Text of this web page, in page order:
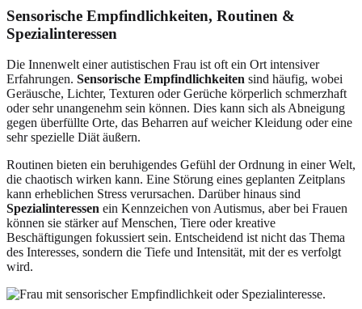
Sensorische Empfindlichkeiten, Routinen &
Spezialinteressen
Die Innenwelt einer autistischen Frau ist oft ein Ort intensiver
Erfahrungen. Sensorische Empfindlichkeiten sind häufig, wobei
Geräusche, Lichter, Texturen oder Gerüche körperlich schmerzhaft
oder sehr unangenehm sein können. Dies kann sich als Abneigung
gegen überfüllte Orte, das Beharren auf weicher Kleidung oder eine
sehr spezielle Diät äußern.
Routinen bieten ein beruhigendes Gefühl der Ordnung in einer Welt,
die chaotisch wirken kann. Eine Störung eines geplanten Zeitplans
kann erheblichen Stress verursachen. Darüber hinaus sind
Spezialinteressen ein Kennzeichen von Autismus, aber bei Frauen
können sie stärker auf Menschen, Tiere oder kreative
Beschäftigungen fokussiert sein. Entscheidend ist nicht das Thema
des Interesses, sondern die Tiefe und Intensität, mit der es verfolgt
wird.